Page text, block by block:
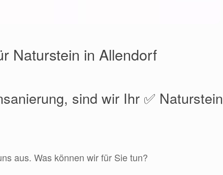
Naturstein in Allendorf
sind wir Ihr ✅ Naturstein
aus. Was können wir für Sie tun?